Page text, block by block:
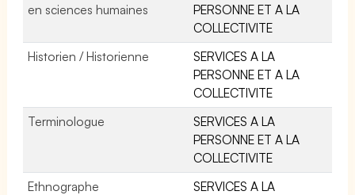
en sciences humaines
PERSONNE ET A LA
COLLECTIVITE
Historien / Historienne
SERVICES A LA
PERSONNE ET A LA
COLLECTIVITE
Terminologue
SERVICES A LA
PERSONNE ET A LA
COLLECTIVITE
Ethnographe
SERVICES A LA